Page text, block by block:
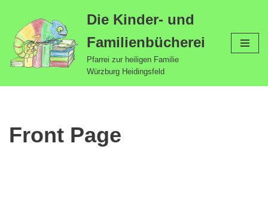
Zum
Inhalt
springen
Die Kinder- und
Familienbücherei
Pfarrei zur heiligen Familie
Würzburg Heidingsfeld
Front Page